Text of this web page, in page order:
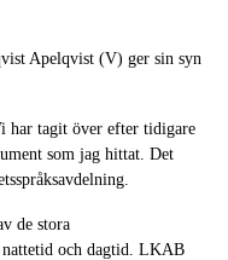
Apelqvist (V) ger sin syn
har tagit över efter tidigare
som jag hittat. Det
de stora
och dagtid. LKAB